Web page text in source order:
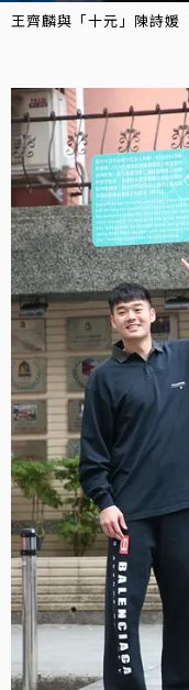
王齊麟與「十元」陳詩媛